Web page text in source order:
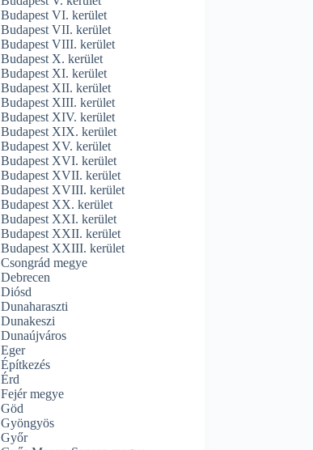
Budapest VI. kerület
Budapest VII. kerület
Budapest VIII. kerület
Budapest X. kerület
Budapest XI. kerület
Budapest XII. kerület
Budapest XIII. kerület
Budapest XIV. kerület
Budapest XIX. kerület
Budapest XV. kerület
Budapest XVI. kerület
Budapest XVII. kerület
Budapest XVIII. kerület
Budapest XX. kerület
Budapest XXI. kerület
Budapest XXII. kerület
Budapest XXIII. kerület
Csongrád megye
Debrecen
Diósd
Dunaharaszti
Dunakeszi
Dunaújváros
Eger
Építkezés
Érd
Fejér megye
Göd
Gyöngyös
Győr